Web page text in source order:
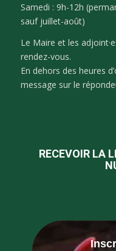
Samedi : 9h-12h
sauf juillet-août)
Le Maire et les
rendez-vous.
En dehors des heures
message sur le
RECEVOIR LA